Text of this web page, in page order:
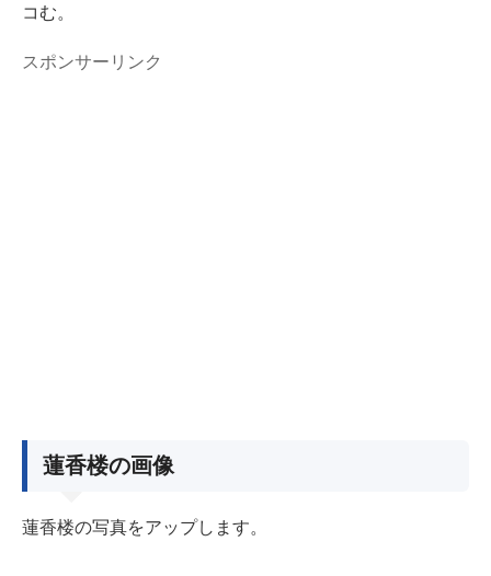
コむ。
スポンサーリンク
蓮香楼の画像
蓮香楼の写真をアップします。